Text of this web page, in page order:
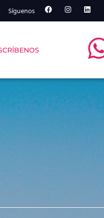
Síguenos